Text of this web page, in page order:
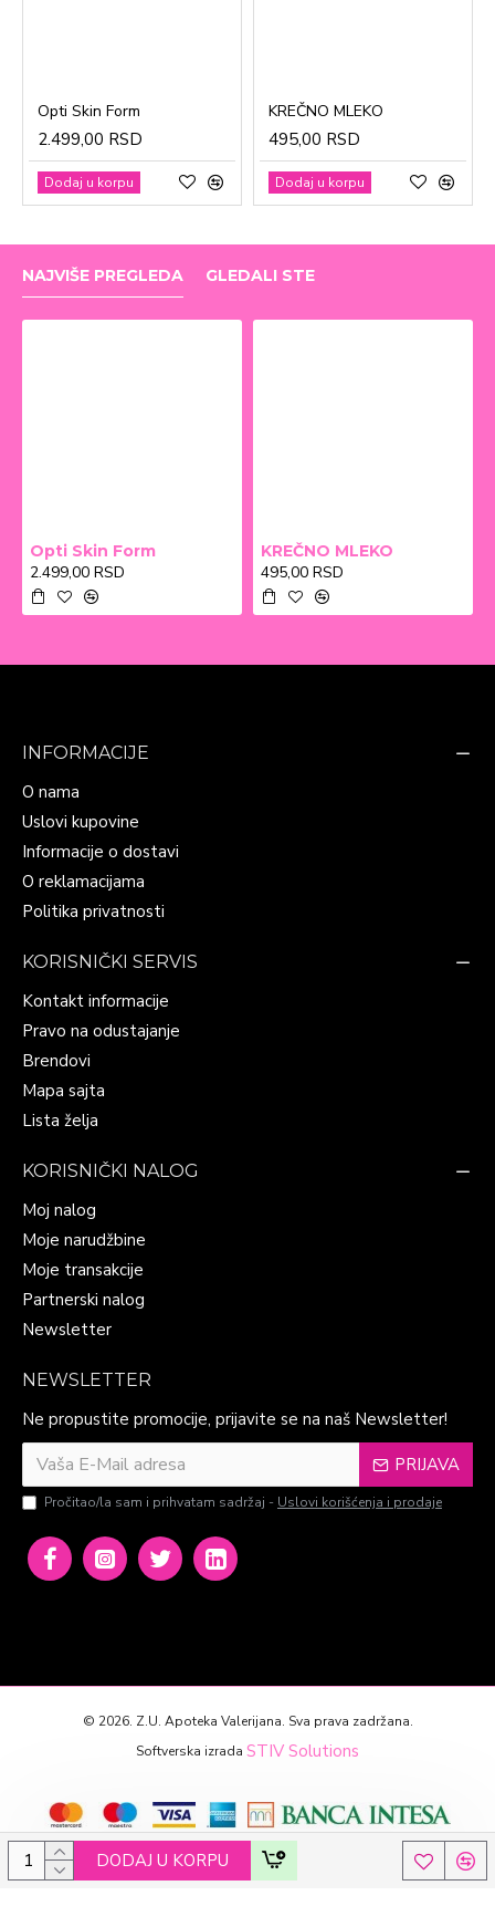
DODAJ U KORPU
Opti Skin Form
2.499,00 RSD
Dodaj u korpu
KREČNO MLEKO
495,00 RSD
Dodaj u korpu
NAJVIŠE PREGLEDA GLEDALI STE
Opti Skin Form
2.499,00 RSD
KREČNO MLEKO
495,00 RSD
INFORMACIJE
O nama
Uslovi kupovine
Informacije o dostavi
O reklamacijama
Politika privatnosti
KORISNIČKI SERVIS
Kontakt informacije
Pravo na odustajanje
Brendovi
Mapa sajta
Lista želja
KORISNIČKI NALOG
Moj nalog
Moje narudžbine
Moje transakcije
Partnerski nalog
Newsletter
NEWSLETTER
Ne propustite promocije, prijavite se na naš Newsletter!
PRIJAVA
Pročitao/la sam i prihvatam sadržaj - Uslovi korišćenja i prodaje
© 2026. Z.U. Apoteka Valerijana. Sva prava zadržana.
Softverska izrada STIV Solutions